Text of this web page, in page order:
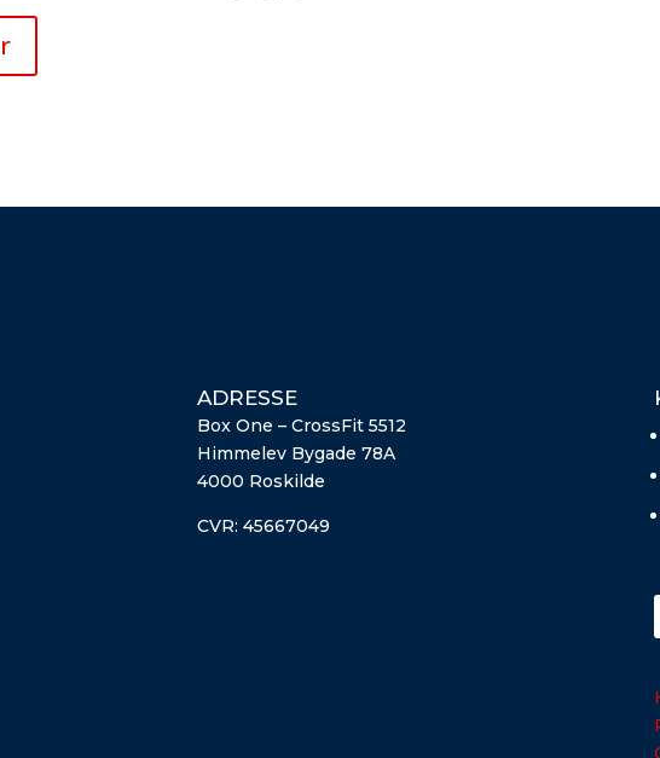
ADRESSE
Box One – CrossFit 5512
Himmelev Bygade 78A
4000 Roskilde
CVR: 45667049